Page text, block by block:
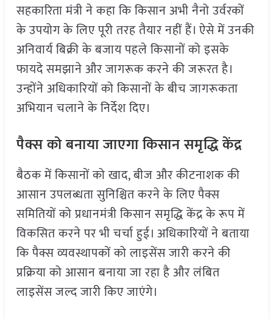
सहकारिता मंत्री ने कहा कि किसान अभी नैनो उर्वरकों
के उपयोग के लिए पूरी तरह तैयार नहीं हैं। ऐसे में उनकी
अनिवार्य बिक्री के बजाय पहले किसानों को इसके
फायदे समझाने और जागरूक करने की जरूरत है।
उन्होंने अधिकारियों को किसानों के बीच जागरूकता
अभियान चलाने के निर्देश दिए।
पैक्स को बनाया जाएगा किसान समृद्धि केंद्र
बैठक में किसानों को खाद, बीज और कीटनाशक की
आसान उपलब्धता सुनिश्चित करने के लिए पैक्स
समितियों को प्रधानमंत्री किसान समृद्धि केंद्र के रूप में
विकसित करने पर भी चर्चा हुई। अधिकारियों ने बताया
कि पैक्स व्यवस्थापकों को लाइसेंस जारी करने की
प्रक्रिया को आसान बनाया जा रहा है और लंबित
लाइसेंस जल्द जारी किए जाएंगे।